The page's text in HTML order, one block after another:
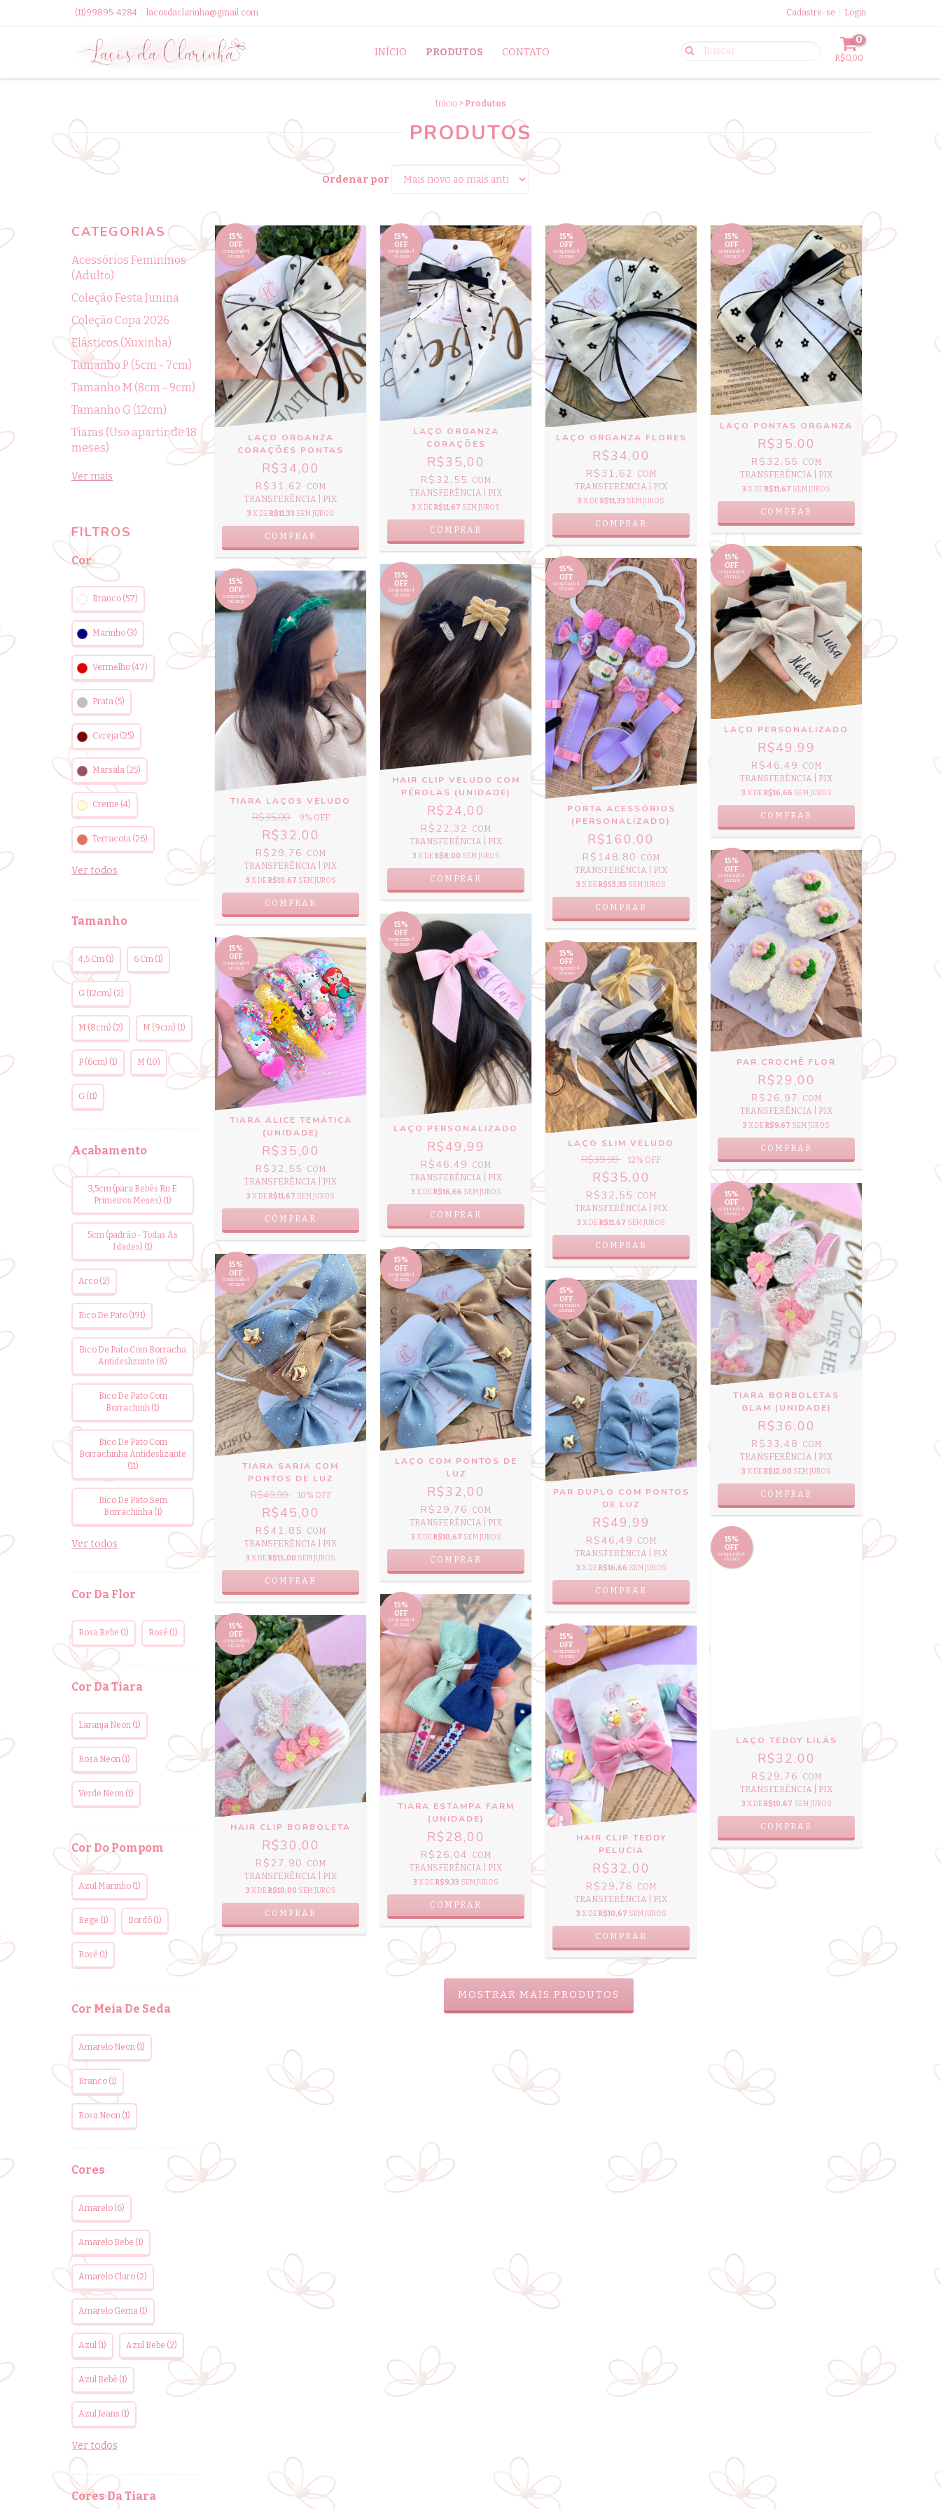
(11)99895-4284 lacosdaclarinha@gmail.com Cadastre-se Login
INÍCIO PRODUTOS CONTATO
0
R$0,00
Início > Produtos
PRODUTOS
Ordenar por
CATEGORIAS
Acessórios Femininos
(Adulto)
Coleção Festa Junina
Coleção Copa 2026
Elásticos (Xuxinha)
Tamanho P (5cm - 7cm)
Tamanho M (8cm - 9cm)
Tamanho G (12cm)
Tiaras (Uso apartir de 18
meses)
Ver mais
FILTROS
Cor
Branco (57)
Marinho (3)
Vermelho (47)
Prata (5)
Cereja (25)
Marsala (25)
Creme (4)
Terracota (26)
Ver todos
Tamanho
4,5 Cm (1) 6 Cm (1)
G (12cm) (2)
M (8cm) (2) M (9cm) (1)
P (6cm) (1) M (10)
G (11)
Acabamento
3,5cm (para Bebês Rn E
Primeiros Meses) (1)
5cm (padrão - Todas As
Idades) (1)
Arco (2)
Bico De Pato (191)
Bico De Pato Com Borracha
Antideslizante (8)
Bico De Pato Com
Borrachinh (1)
Bico De Pato Com
Borrachinha Antideslizante
(11)
Bico De Pato Sem
Borrachinha (1)
Ver todos
Cor Da Flor
Rosa Bebe (1) Rosê (1)
Cor Da Tiara
Laranja Neon (1)
Rosa Neon (1)
Verde Neon (1)
Cor Do Pompom
Azul Marinho (1)
Bege (1) Bordô (1)
Rosê (1)
Cor Meia De Seda
Amarelo Neon (1)
Branco (1)
Rosa Neon (1)
Cores
Amarelo (6)
Amarelo Bebe (1)
Amarelo Claro (2)
Amarelo Gema (1)
Azul (1) Azul Bebe (2)
Azul Bebê (1)
Azul Jeans (1)
Ver todos
Cores Da Tiara
15%
OFF
comprando 4
ou mais
LAÇO ORGANZA
CORAÇÕES PONTAS
R$34,00
R$31,62
COM
TRANSFERÊNCIA | PIX
3 X DER$11,33 SEM JUROS
15%
OFF
comprando 4
ou mais
LAÇO ORGANZA
CORAÇÕES
R$35,00
R$32,55
COM
TRANSFERÊNCIA | PIX
3 X DER$11,67 SEM JUROS
15%
OFF
comprando 4
ou mais
LAÇO ORGANZA FLORES
R$34,00
R$31,62
COM
TRANSFERÊNCIA | PIX
3 X DER$11,33 SEM JUROS
15%
OFF
comprando 4
ou mais
LAÇO PONTAS ORGANZA
R$35,00
R$32,55
COM
TRANSFERÊNCIA | PIX
3 X DER$11,67 SEM JUROS
15%
OFF
comprando 4
ou mais
TIARA LAÇOS VELUDO
R$35,00 9% OFF
R$32,00
R$29,76
COM
TRANSFERÊNCIA | PIX
3 X DE R$10,67 SEM JUROS
COMPRAR
15%
OFF
comprando 4
ou mais
HAIR CLIP VELUDO COM
PÉROLAS (UNIDADE)
R$24,00
R$22,32
COM
TRANSFERÊNCIA | PIX
3 X DE R$8,00 SEM JUROS
COMPRAR
15%
OFF
comprando 4
ou mais
PORTA ACESSÓRIOS
(PERSONALIZADO)
R$160,00
R$148,80
COM
TRANSFERÊNCIA | PIX
3 X DER$53,33 SEM JUROS
COMPRAR
15%
OFF
comprando 4
ou mais
LAÇO PERSONALIZADO
R$49,99
R$46,49
COM
TRANSFERÊNCIA | PIX
3 X DE R$16,66 SEM JUROS
15%
OFF
comprando 4
ou mais
TIARA ALICE TEMÁTICA
(UNIDADE)
R$35,00
R$32,55
COM
TRANSFERÊNCIA | PIX
3 X DER$11,67 SEM JUROS
COMPRAR
15%
OFF
comprando 4
ou mais
LAÇO PERSONALIZADO
R$49,99
R$46,49
COM
TRANSFERÊNCIA | PIX
3 X DE R$16,66 SEM JUROS
15%
OFF
comprando 4
ou mais
LAÇO SLIM VELUDO
R$39,99 12% OFF
R$35,00
R$32,55
COM
TRANSFERÊNCIA | PIX
3 X DER$11,67 SEM JUROS
COMPRAR
15%
OFF
comprando 4
ou mais
PAR CROCHÊ FLOR
R$29,00
R$26,97
COM
TRANSFERÊNCIA | PIX
3 X DER$9,67 SEM JUROS
15%
OFF
comprando 4
ou mais
TIARA SARJA COM
PONTOS DE LUZ
R$49,99 10% OFF
R$45,00
R$41,85
COM
TRANSFERÊNCIA | PIX
3 X DER$15,00 SEM JUROS
COMPRAR
15%
OFF
comprando 4
ou mais
LAÇO COM PONTOS DE
LUZ
R$32,00
R$29,76
COM
TRANSFERÊNCIA | PIX
3 X DE R$10,67 SEM JUROS
COMPRAR
15%
OFF
comprando 4
ou mais
PAR DUPLO COM PONTOS
DE LUZ
R$49,99
R$46,49
COM
TRANSFERÊNCIA | PIX
3 X DE R$16,66 SEM JUROS
COMPRAR
15%
OFF
comprando 4
ou mais
TIARA BORBOLETAS
GLAM (UNIDADE)
R$36,00
R$33,48
COM
TRANSFERÊNCIA | PIX
3 X DER$12,00 SEM JUROS
15%
OFF
comprando 4
ou mais
HAIR CLIP BORBOLETA
R$30,00
R$27,90
COM
TRANSFERÊNCIA | PIX
3 X DE R$10,00 SEM JUROS
15%
OFF
comprando 4
ou mais
TIARA ESTAMPA FARM
(UNIDADE)
R$28,00
R$26,04
COM
TRANSFERÊNCIA | PIX
3 X DER$9,33 SEM JUROS
COMPRAR
15%
OFF
comprando 4
ou mais
HAIR CLIP TEDDY
PELUCIA
R$32,00
R$29,76
COM
TRANSFERÊNCIA | PIX
3 X DE R$10,67 SEM JUROS
15%
OFF
comprando 4
ou mais
LAÇO TEDDY LILÁS
R$32,00
R$29,76
COM
TRANSFERÊNCIA | PIX
3 X DE R$10,67 SEM JUROS
COMPRAR
MOSTRAR MAIS PRODUTOS